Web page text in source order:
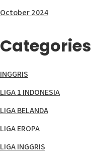
October 2024
Categories
INGGRIS
LIGA 1 INDONESIA
LIGA BELANDA
LIGA EROPA
LIGA INGGRIS